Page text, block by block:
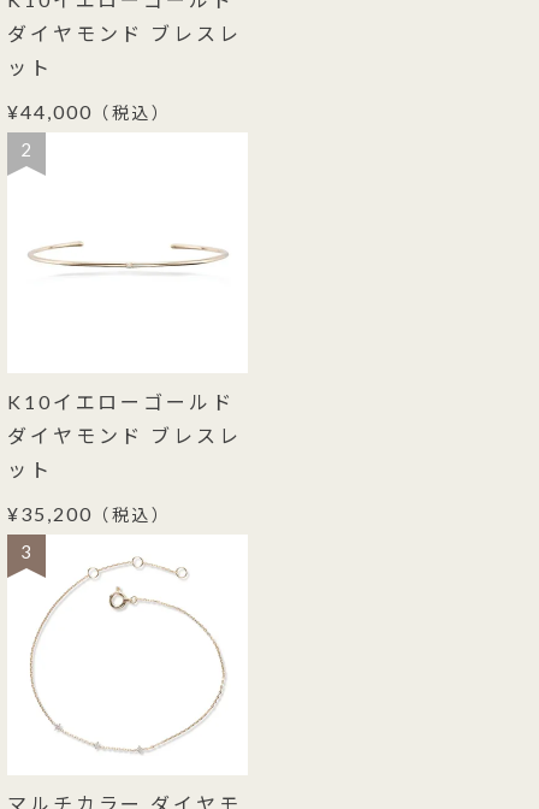
ダイヤモンド ブレスレ
ット
¥44,000 （税込）
2
K10イエローゴールド
ダイヤモンド ブレスレ
ット
¥35,200 （税込）
3
マルチカラー ダイヤモ